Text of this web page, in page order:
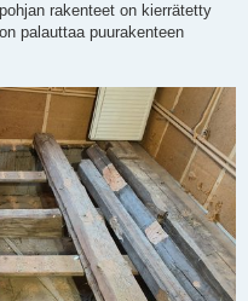
rakenteet on kierrätetty
palauttaa puurakenteen